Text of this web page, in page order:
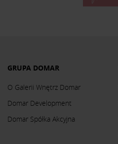
GRUPA DOMAR
O Galerii Wnętrz Domar
Domar Development
Domar Spółka Akcyjna